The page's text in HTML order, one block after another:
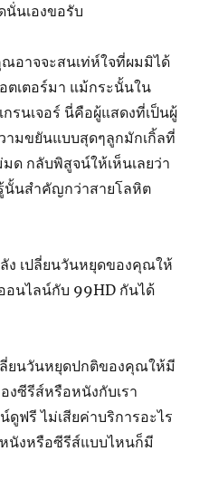
นั่นเองขอรับ
ณอาจจะสนเท่ห์ใจที่ผมมิได้
ตเตอร์มา แม้กระนั้นใน
รนเจอร์ นี่คือผู้แสดงที่เป็นผู้
มขยันแบบสุดๆลูกมักเกิ้ลที่
ด กลับพิสูจน์ให้เห็นเลยว่า
นั้นสำคัญกว่าสายโลหิต
ง เปลี่ยนวันหยุดของคุณให้
อนไลน์กับ 99HD กันได้
ลี่ยนวันหยุดปกติของคุณให้มี
งซีรีส์หรือหนังกับเรา
ฟรี ไม่เสียค่าบริการอะไร
นังหรือซีรีส์แบบไหนก็มี